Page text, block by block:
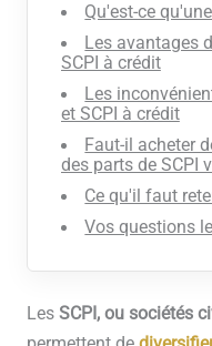
Qu'est-ce
Les avantages
SCPI à crédit
Les
et SCPI à crédit
Faut-il acheter
des parts de SCPI
Ce qu'il faut
Vos questions
Les SCPI, ou sociétés